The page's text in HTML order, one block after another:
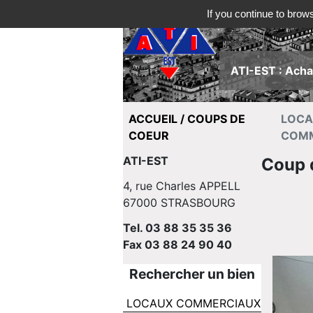
ATI-EST :
ACCUEIL / COUPS DE
COEUR
ATI-EST
4, rue Charles APPELL
67000 STRASBOURG
Tel. 03 88 35 35 36
Fax 03 88 24 90 40
Rechercher un bien
LOCAUX COMMERCIAUX
Coup
If you continue to